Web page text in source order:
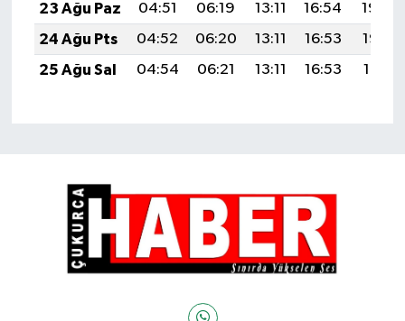
23 Ağu Paz
04:51 06:19 13:11 16:54
19:54
24 Ağu Pts
04:52 06:20 13:11 16:53
19:53
25 Ağu Sal
04:54 06:21 13:11 16:53 19:51